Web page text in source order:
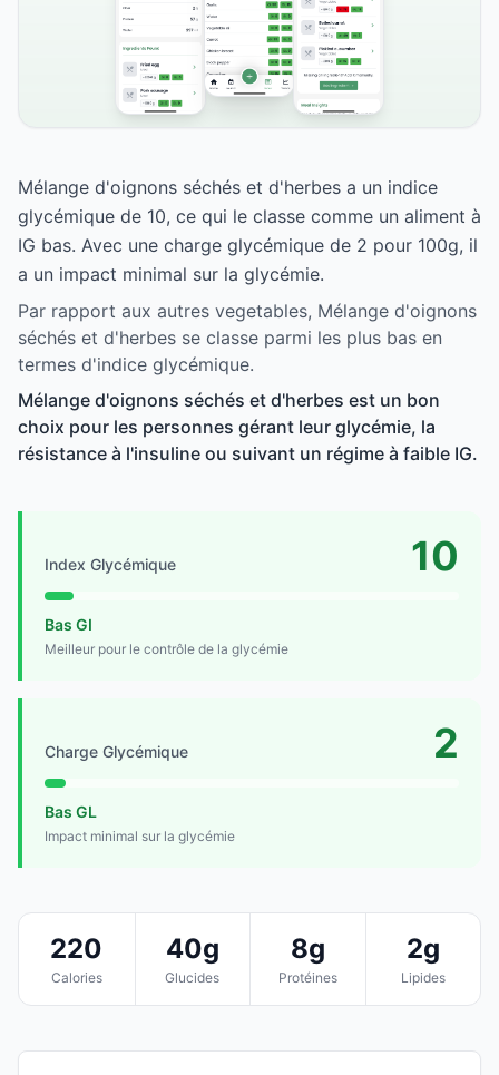
Mélange d'oignons séchés et d'herbes a un indice
glycémique de 10, ce qui le classe comme un aliment à
IG bas. Avec une charge glycémique de 2 pour 100g, il
a un impact minimal sur la glycémie.
Par rapport aux autres vegetables, Mélange d'oignons
séchés et d'herbes se classe parmi les plus bas en
termes d'indice glycémique.
Mélange d'oignons séchés et d'herbes est un bon
choix pour les personnes gérant leur glycémie, la
résistance à l'insuline ou suivant un régime à faible IG.
Index Glycémique 10
Bas GI
Meilleur pour le contrôle de la glycémie
Charge Glycémique 2
Bas GL
Impact minimal sur la glycémie
220
Calories
40g
Glucides
8g
Protéines
2g
Lipides